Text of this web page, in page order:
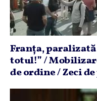
Franţa, paralizată
totul!” /
de ordine / Zeci